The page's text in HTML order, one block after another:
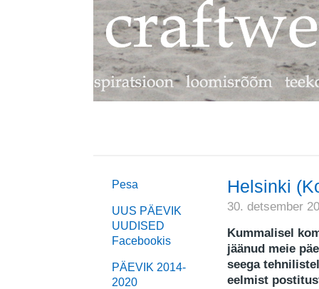
Pesa
UUS PÄEVIK
UUDISED
Facebookis
PÄEVIK 2014-
2020
Helsinki
30. detsember
Kummalisel
jäänud meie
seega
eelmist